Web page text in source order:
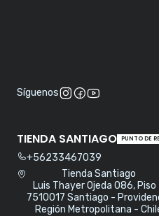
Síguenos
TIENDA SANTIAGO PUNTO DE
+56233467039
Tienda Santiago
Luis Thayer Ojeda 086, Piso
7510017 Santiago -
Región Metropolitana -